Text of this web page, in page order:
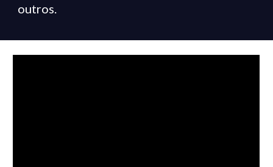
outros.